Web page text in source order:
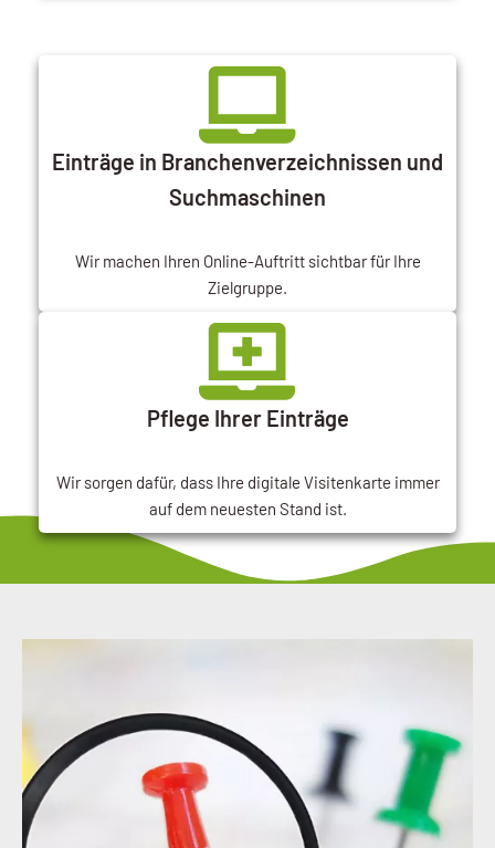
Einträge in Branchenverzeichnissen und
Suchmaschinen
Wir machen Ihren Online-Auftritt sichtbar für Ihre
Zielgruppe.
Pflege Ihrer Einträge
Wir sorgen dafür, dass Ihre digitale Visitenkarte immer
auf dem neuesten Stand ist.